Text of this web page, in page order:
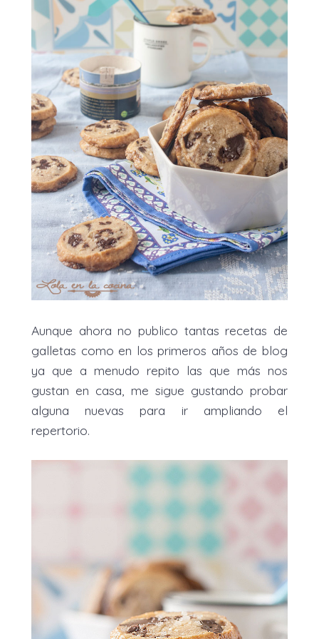
Aunque ahora no publico tantas recetas de
galletas como en los primeros años de blog
ya que a menudo repito las que más nos
gustan en casa, me sigue gustando probar
alguna nuevas para ir ampliando el
repertorio.